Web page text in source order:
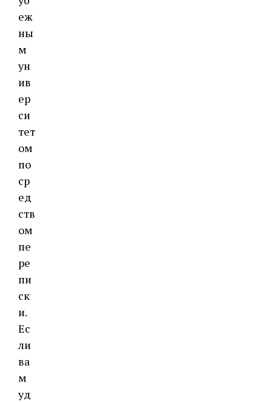
еж
ны
м
ун
ив
ер
си
тет
ом
по
ср
ед
ств
ом
пе
ре
пи
ск
и.
Ес
ли
ва
м
уд